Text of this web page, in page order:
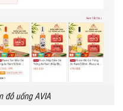
đồ uống AVIA